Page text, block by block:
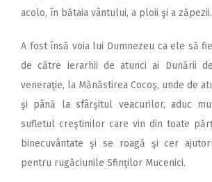
acolo, în bătaia vântului, a ploii şi a zăpezii.
A fost însă voia lui Dumnezeu ca ele să
de către ierarhii de atunci ai Dunării
veneraţie, la Mănăstirea Cocoş, unde de
şi până la sfârşitul veacurilor, aduc
sufletul creştinilor care vin din toate
binecuvântate şi se roagă şi cer
pentru rugăciunile Sfinţilor Mucenici.